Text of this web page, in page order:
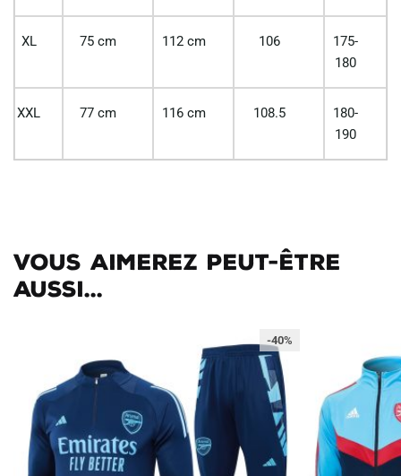
XL 75 cm 112 cm 106
175-
180
XXL 77 cm 116 cm 108.5
180-
190
Vous aimerez peut-être
aussi...
-40%